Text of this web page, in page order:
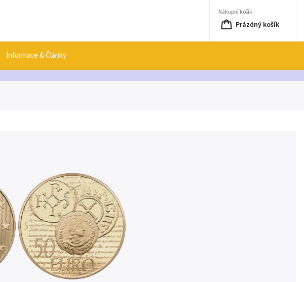
Nákupní košík
Prázdný košík
Informace & Články